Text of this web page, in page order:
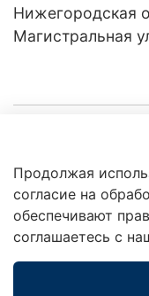
Клиентам
Это интересно
Нижегородская
Магистральная
Продолжая
согласие на
обеспечивают
соглашаетесь с